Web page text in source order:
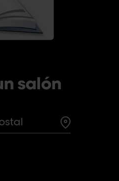
salón
Search for a